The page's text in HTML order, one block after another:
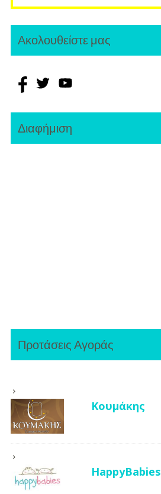
Ακολουθείστε μας
Διαφήμιση
Προτάσεις Αγοράς
Κουμάκης
HappyBabies